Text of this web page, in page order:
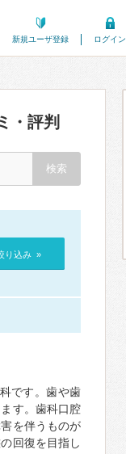
新規ユーザ登録 ログイン
・評判
り込み »
です。歯や歯
す。歯科口腔
を伴うものが
回復を目指し